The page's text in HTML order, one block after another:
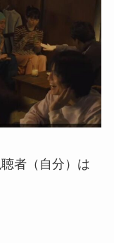
者（自分）は